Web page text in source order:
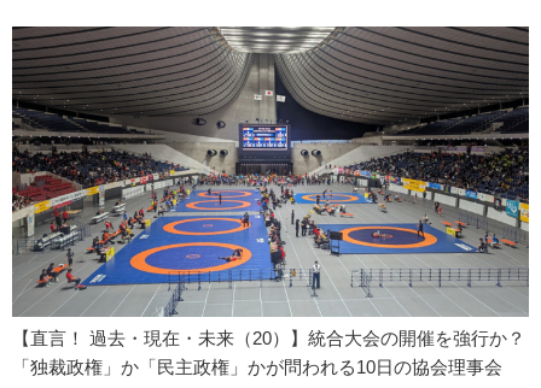
【直言！ 過去・現在・未来（20）】統合大会の開催を強行か？
「独裁政権」か「民主政権」かが問われる10日の協会理事会